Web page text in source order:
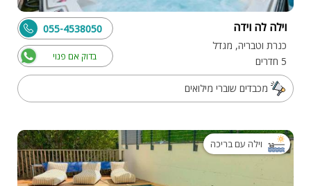
וילה לה וידה
כנרת וטבריה, מגדל
5 חדרים
בדוק אם פנוי
055-4538050
מכבדים שוברי מילואים
וילה עם בריכה